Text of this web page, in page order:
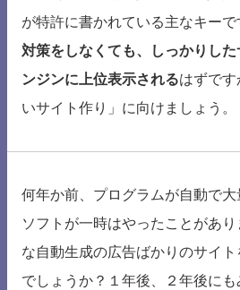
が特許に書かれている主なキー
対策をしなくても、しっかりし
ンジンに上位表示されるはずです
いサイト作り」に向けましょう。
何年か前、プログラムが自動で
ソフトが一時はやったことがあ
な自動生成の広告ばかりのサイ
でしょうか？１年後、２年後に